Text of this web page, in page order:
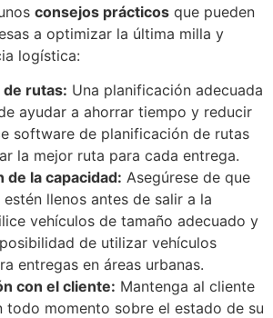
consejos prácticos que pueden
a optimizar la última milla y
logística:
de rutas: Una planificación adecuada
ayudar a ahorrar tiempo y reducir
software de planificación de rutas
la mejor ruta para cada entrega.
de la capacidad: Asegúrese de que
llenos antes de salir a la
vehículos de tamaño adecuado y
de utilizar vehículos
entregas en áreas urbanas.
con el cliente: Mantenga al cliente
todo momento sobre el estado de su